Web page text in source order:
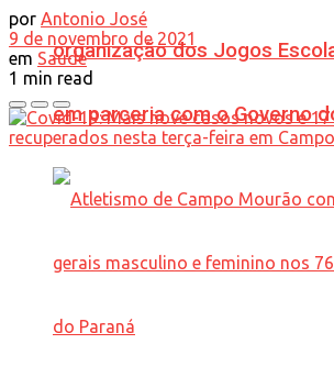
organização dos Jogos
em parceria com o Governo
por Antonio José
9 de novembro de 2021
em Saúde
1 min read